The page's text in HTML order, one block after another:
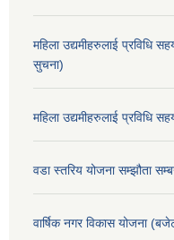
महिला उद्यमीहरुलाई प्रविधि
सुचना)
महिला उद्यमीहरुलाई प्रविधि
वडा स्तरिय योजना सम्झौता
वार्षिक नगर विकास योजना